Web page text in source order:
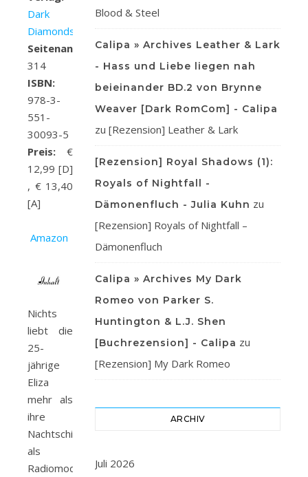
Dark
Diamonds
Seitenanzahl:
314
ISBN:
978-3-
551-
30093-5
Preis: €
12,99 [D]
, € 13,40
[A]
Amazon
Nichts
liebt die
25-
jährige
Eliza
mehr als
ihre
Nachtschichten
als
Radiomoderatorin
Blood & Steel
Calipa » Archives Leather & Lark
- Hass und Liebe liegen nah
beieinander BD.2 von Brynne
Weaver [Dark RomCom] - Calipa
zu [Rezension] Leather & Lark
[Rezension] Royal Shadows (1):
Royals of Nightfall -
Dämonenfluch - Julia Kuhn zu
[Rezension] Royals of Nightfall –
Dämonenfluch
Calipa » Archives My Dark
Romeo von Parker S.
Huntington & L.J. Shen
[Buchrezension] - Calipa zu
[Rezension] My Dark Romeo
ARCHIV
Juli 2026